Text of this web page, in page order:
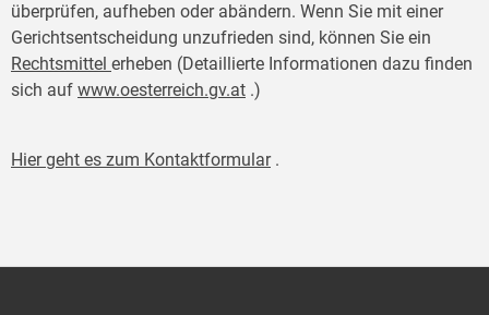
überprüfen, aufheben oder abändern. Wenn Sie mit einer
Gerichtsentscheidung unzufrieden sind, können Sie ein
Rechtsmittel erheben (Detaillierte Informationen dazu finden
sich auf www.oesterreich.gv.at .)
Hier geht es zum Kontaktformular.